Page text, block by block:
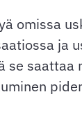
omissa
ja
saattaa